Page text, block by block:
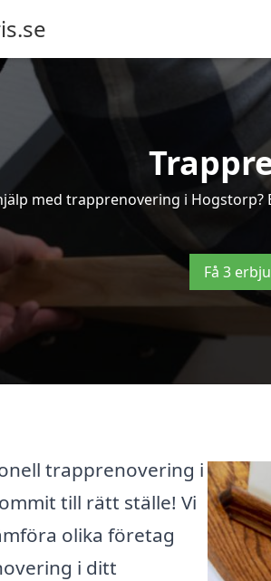
med trapprenovering i
Få 3
trapprenovering i
till rätt ställe! Vi
olika företag
i ditt